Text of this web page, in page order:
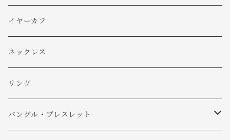
ピアス
イヤリング
イヤーカフ
ネックレス
リング
バングル・ブレスレット